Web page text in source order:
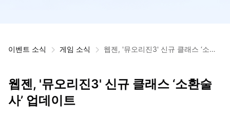
이벤트 소식 게임 소식
웹젠, '뮤오리진3' 신규 클래스 ‘소환
웹젠, '뮤오리진3' 신규 클래스 ‘소환술
사’ 업데이트